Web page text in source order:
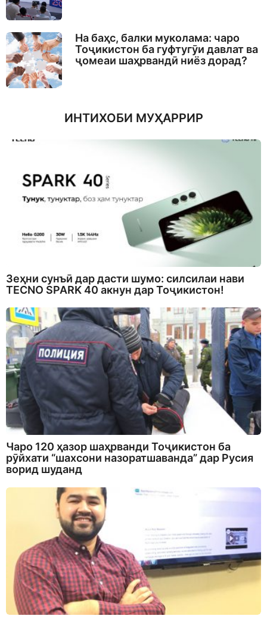
На баҳс, балки муколама: чаро
Тоҷикистон ба гуфтугӯи давлат ва
ҷомеаи шаҳрвандӣ ниёз дорад?
ИНТИХОБИ МУҲАРРИР
Зеҳни сунъӣ дар дасти шумо: силсилаи нави
TECNO SPARK 40 акнун дар Тоҷикистон!
Чаро 120 ҳазор шаҳрванди Тоҷикистон ба
рӯйхати “шахсони назоратшаванда” дар Русия
ворид шуданд